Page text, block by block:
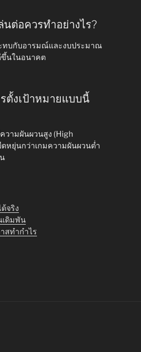
นต่อควรทำอย่างไร?
ทบกับอารมณ์และงบประมาณ
ขึ้นในอนาคต
ตั้งเป้าหมายแบบนี้
วามผันผวนสูง (High
หยุ่นกว่าเกมความผันผวนต่ำ
จริง
เดิมพัน
สทำกำไร